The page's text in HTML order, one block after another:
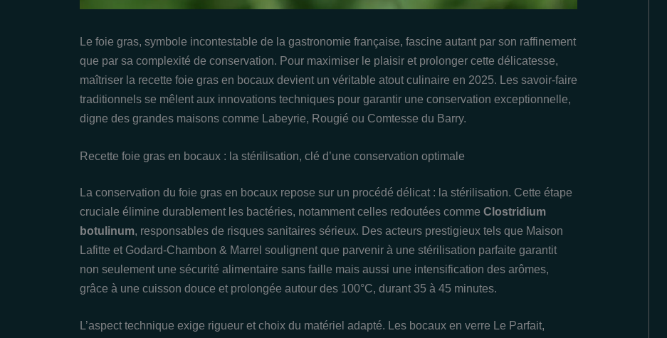
Le foie gras, symbole incontestable de la gastronomie française, fascine autant par son raffinement
que par sa complexité de conservation. Pour maximiser le plaisir et prolonger cette délicatesse,
maîtriser la recette foie gras en bocaux devient un véritable atout culinaire en 2025. Les savoir-faire
traditionnels se mêlent aux innovations techniques pour garantir une conservation exceptionnelle,
digne des grandes maisons comme Labeyrie, Rougié ou Comtesse du Barry.
Recette foie gras en bocaux : la stérilisation, clé d’une conservation optimale
La conservation du foie gras en bocaux repose sur un procédé délicat : la stérilisation. Cette étape
cruciale élimine durablement les bactéries, notamment celles redoutées comme Clostridium
botulinum, responsables de risques sanitaires sérieux. Des acteurs prestigieux tels que Maison
Lafitte et Godard-Chambon & Marrel soulignent que parvenir à une stérilisation parfaite garantit
non seulement une sécurité alimentaire sans faille mais aussi une intensification des arômes,
grâce à une cuisson douce et prolongée autour des 100°C, durant 35 à 45 minutes.
L’aspect technique exige rigueur et choix du matériel adapté. Les bocaux en verre Le Parfait,